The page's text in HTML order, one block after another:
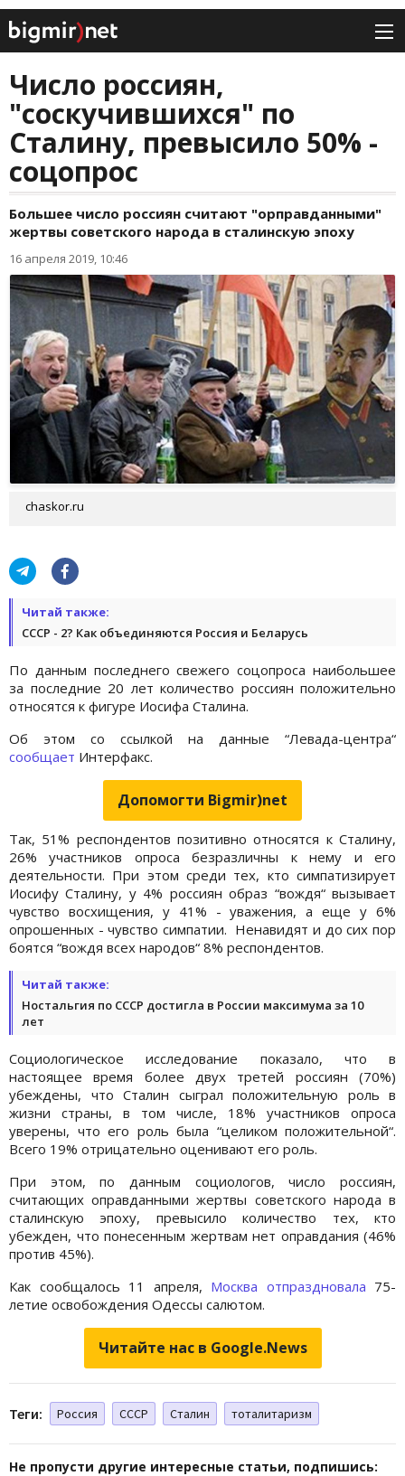
Число россиян,
"соскучившихся" по
Сталину, превысило 50% -
соцопрос
Большее число россиян считают "орправданными"
жертвы советского народа в сталинскую эпоху
16 апреля 2019, 10:46
chaskor.ru
Читай также:
СССР - 2? Как объединяются Россия и Беларусь
По данным последнего свежего соцопроса наибольшее
за последние 20 лет количество россиян положительно
относятся к фигуре Иосифа Сталина.
Об этом со ссылкой на данные “Левада-центра“
сообщает Интерфакс.
Допомогти Bigmir)net
Так, 51% респондентов позитивно относятся к Сталину,
26% участников опроса безразличны к нему и его
деятельности. При этом среди тех, кто симпатизирует
Иосифу Сталину, у 4% россиян образ “вождя“ вызывает
чувство восхищения, у 41% - уважения, а еще у 6%
опрошенных - чувство симпатии. Ненавидят и до сих пор
боятся “вождя всех народов“ 8% респондентов.
Читай также:
Ностальгия по СССР достигла в России максимума за 10
лет
Социологическое исследование показало, что в
настоящее время более двух третей россиян (70%)
убеждены, что Сталин сыграл положительную роль в
жизни страны, в том числе, 18% участников опроса
уверены, что его роль была “целиком положительной“.
Всего 19% отрицательно оценивают его роль.
При этом, по данным социологов, число россиян,
считающих оправданными жертвы советского народа в
сталинскую эпоху, превысило количество тех, кто
убежден, что понесенным жертвам нет оправдания (46%
против 45%).
Как сообщалось 11 апреля, Москва отпраздновала 75-
летие освобождения Одессы салютом.
Читайте нас в Google.News
Теги: Россия СССР Сталин тоталитаризм
Не пропусти другие интересные статьи, подпишись: